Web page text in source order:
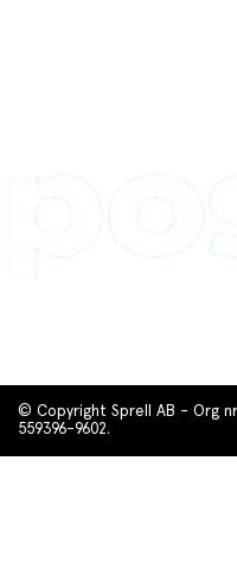
© Copyright Sprell AB - Org
559396-9602.